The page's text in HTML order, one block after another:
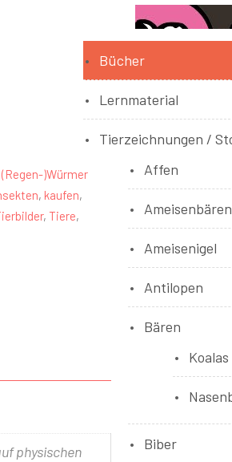
(Regen-)Würmer
, kaufen,
, Tiere,
physischen
Bücher
Lernmaterial
Tierzeichnungen /
Affen
Ameisenbären
Ameisenigel
Antilopen
Bären
Koalas
Biber